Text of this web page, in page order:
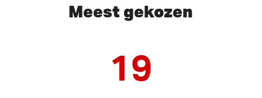
Meest gekozen
19